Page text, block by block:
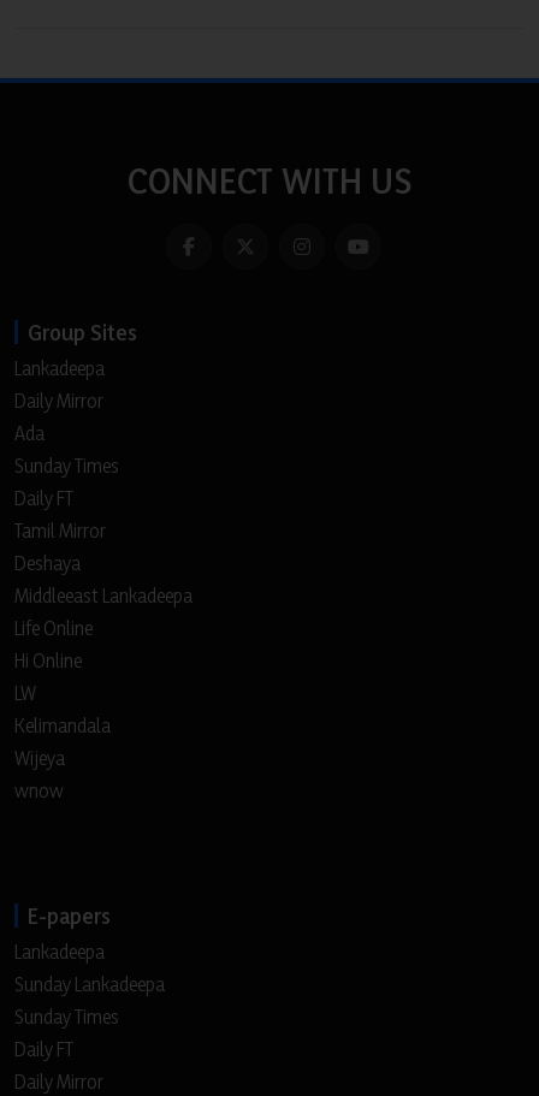
CONNECT WITH US
Group Sites
Lankadeepa
Daily Mirror
Ada
Sunday Times
Daily FT
Tamil Mirror
Deshaya
Middleeast Lankadeepa
Life Online
Hi Online
LW
Kelimandala
Wijeya
wnow
E-papers
Lankadeepa
Sunday Lankadeepa
Sunday Times
Daily FT
Daily Mirror